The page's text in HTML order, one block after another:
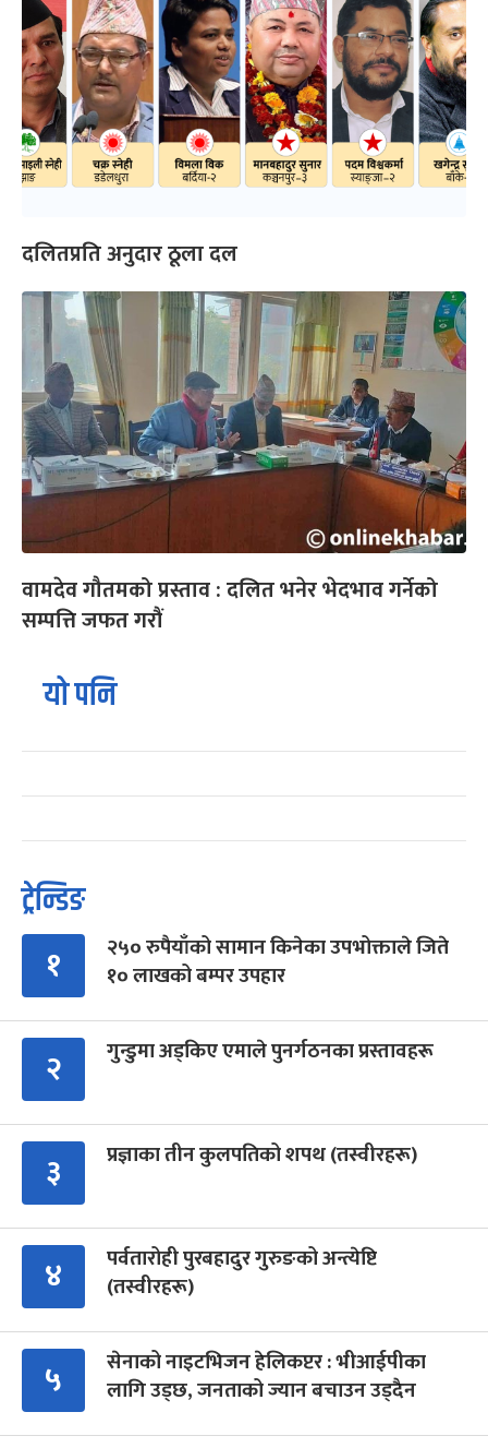
दलितप्रति अनुदार ठूला दल
वामदेव गौतमको प्रस्ताव : दलित भनेर भेदभाव गर्नेको
सम्पत्ति जफत गरौं
यो पनि
ट्रेन्डिङ
१
२५० रुपैयाँको सामान किनेका उपभोक्ताले जिते
१० लाखको बम्पर उपहार
२ गुन्डुमा अड्किए एमाले पुनर्गठनका प्रस्तावहरू
३ प्रज्ञाका तीन कुलपतिको शपथ (तस्वीरहरू)
४
पर्वतारोही पुरबहादुर गुरुङको अन्त्येष्टि
(तस्वीरहरू)
५
सेनाको नाइटभिजन हेलिकप्टर : भीआईपीका
लागि उड्छ, जनताको ज्यान बचाउन उड्दैन